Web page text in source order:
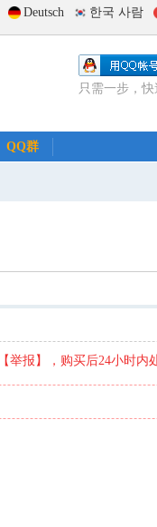
Deutsch 한국 사람
只需一步，
QQ群
报】，购买后24小时